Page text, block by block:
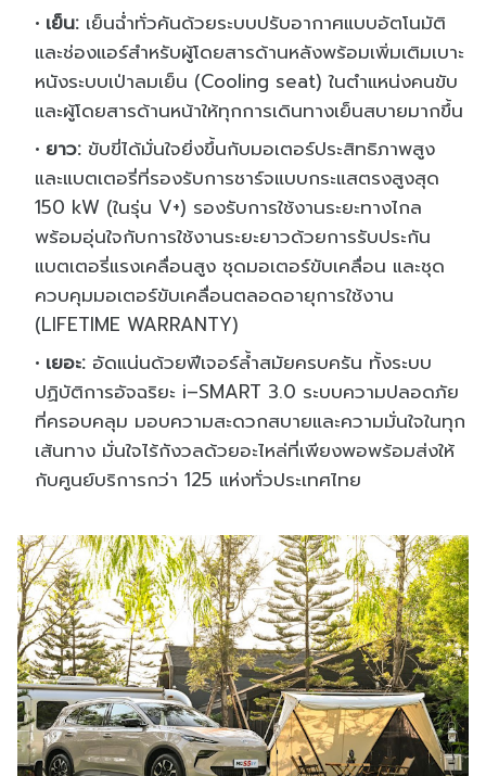
เย็น: เย็นฉ่ำทั่วคันด้วยระบบปรับอากาศแบบอัตโนมัติ
และช่องแอร์สำหรับผู้โดยสารด้านหลังพร้อมเพิ่มเติมเบาะ
หนังระบบเป่าลมเย็น (Cooling seat) ในตำแหน่งคนขับ
และผู้โดยสารด้านหน้าให้ทุกการเดินทางเย็นสบายมากขึ้น
ยาว: ขับขี่ได้มั่นใจยิ่งขึ้นกับมอเตอร์ประสิทธิภาพสูง
และแบตเตอรี่ที่รองรับการชาร์จแบบกระแสตรงสูงสุด
150 kW (ในรุ่น V+) รองรับการใช้งานระยะทางไกล
พร้อมอุ่นใจกับการใช้งานระยะยาวด้วยการรับประกัน
แบตเตอรี่แรงเคลื่อนสูง ชุดมอเตอร์ขับเคลื่อน และชุด
ควบคุมมอเตอร์ขับเคลื่อนตลอดอายุการใช้งาน
(LIFETIME WARRANTY)
เยอะ: อัดแน่นด้วยฟีเจอร์ล้ำสมัยครบครัน ทั้งระบบ
ปฏิบัติการอัจฉริยะ i–SMART 3.0 ระบบความปลอดภัย
ที่ครอบคลุม มอบความสะดวกสบายและความมั่นใจในทุก
เส้นทาง มั่นใจไร้กังวลด้วยอะไหล่ที่เพียงพอพร้อมส่งให้
กับศูนย์บริการกว่า 125 แห่งทั่วประเทศไทย